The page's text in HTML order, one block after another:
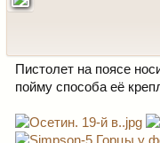
Пистолет на поясе
пойму способа её